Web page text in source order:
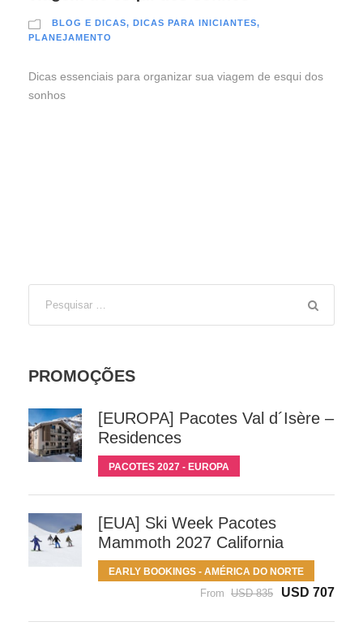
BLOG E DICAS, DICAS PARA INICIANTES,
PLANEJAMENTO
Dicas essenciais para organizar sua viagem de esqui dos
sonhos
PROMOÇÕES
[EUROPA] Pacotes Val d´Isère –
Residences
PACOTES 2027 - EUROPA
[EUA] Ski Week Pacotes
Mammoth 2027 California
EARLY BOOKINGS - AMÉRICA DO NORTE
From USD 835 USD 707